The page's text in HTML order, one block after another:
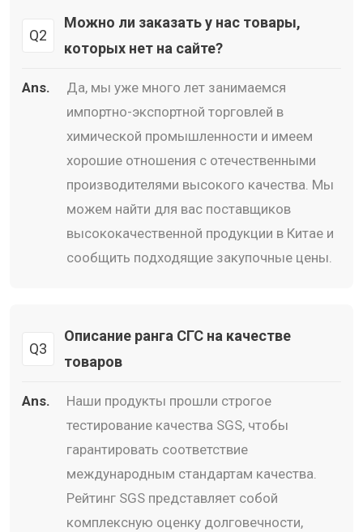
Q2
Можно ли заказать у нас товары,
которых нет на сайте?
Ans.
Да, мы уже много лет занимаемся
импортно-экспортной торговлей в
химической промышленности и имеем
хорошие отношения с отечественными
производителями высокого качества. Мы
можем найти для вас поставщиков
высококачественной продукции в Китае и
сообщить подходящие закупочные цены.
Q3
Описание ранга СГС на качестве
товаров
Ans.
Наши продукты прошли строгое
тестирование качества SGS, чтобы
гарантировать соответствие
международным стандартам качества.
Рейтинг SGS представляет собой
комплексную оценку долговечности,